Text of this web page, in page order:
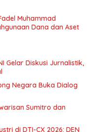
Muhammad
Dana dan Aset
Gelar Diskusi Jurnalistik,
Negara Buka Dialog
Sumitro dan
di DTI-CX 2026: DEN